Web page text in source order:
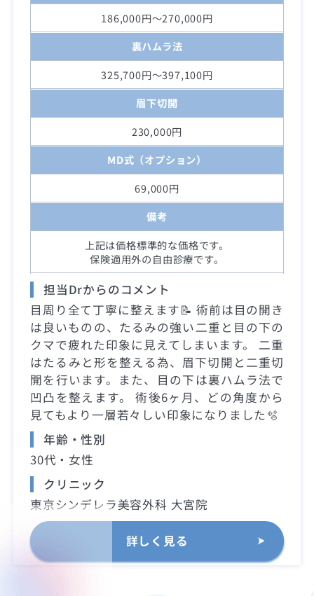
186,000円～270,000円
裏ハムラ法
325,700円～397,100円
眉下切開
230,000円
MD式（オプション）
69,000円
備考
上記は価格標準的な価格です。
保険適用外の自由診療です。
担当Drからのコメント
目周り全て丁寧に整えます📝 術前は目の開き
は良いものの、たるみの強い二重と目の下の
クマで疲れた印象に見えてしまいます。 二重
はたるみと形を整える為、眉下切開と二重切
開を行います。また、目の下は裏ハムラ法で
凹凸を整えます。 術後6ヶ月、どの角度から
見てもより一層若々しい印象になりました🫧
年齢・性別
30代・女性
クリニック
東京シンデレラ美容外科 大宮院
詳しく見る